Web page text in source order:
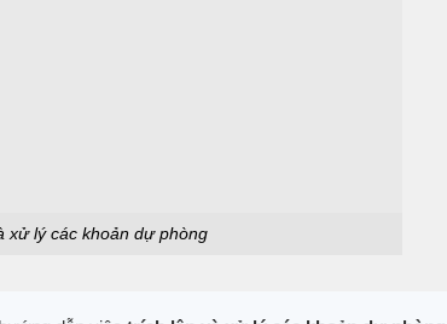
xử lý các khoản dự phòng